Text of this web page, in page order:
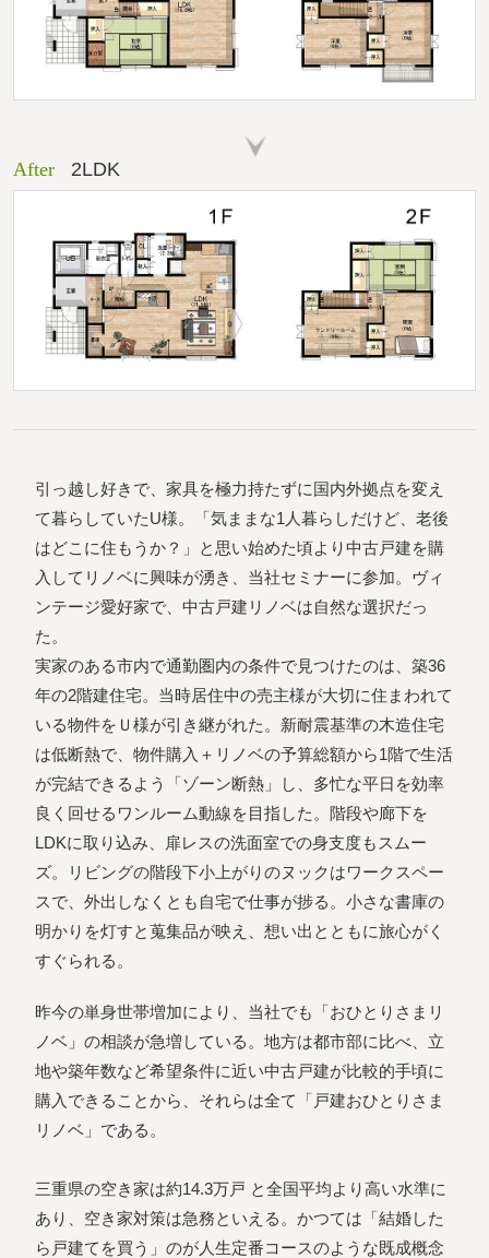
After 2LDK
引っ越し好きで、家具を極力持たずに国内外拠点を変え
て暮らしていたU様。「気ままな1人暮らしだけど、老後
はどこに住もうか？」と思い始めた頃より中古戸建を購
入してリノベに興味が湧き、当社セミナーに参加。ヴィ
ンテージ愛好家で、中古戸建リノベは自然な選択だっ
た。
実家のある市内で通勤圏内の条件で見つけたのは、築36
年の2階建住宅。当時居住中の売主様が大切に住まわれて
いる物件をＵ様が引き継がれた。新耐震基準の木造住宅
は低断熱で、物件購入＋リノベの予算総額から1階で生活
が完結できるよう「ゾーン断熱」し、多忙な平日を効率
良く回せるワンルーム動線を目指した。階段や廊下を
LDKに取り込み、扉レスの洗面室での身支度もスムー
ズ。リビングの階段下小上がりのヌックはワークスペー
スで、外出しなくとも自宅で仕事が捗る。小さな書庫の
明かりを灯すと蒐集品が映え、想い出とともに旅心がく
すぐられる。
昨今の単身世帯増加により、当社でも「おひとりさまリ
ノベ」の相談が急増している。地方は都市部に比べ、立
地や築年数など希望条件に近い中古戸建が比較的手頃に
購入できることから、それらは全て「戸建おひとりさま
リノベ」である。
三重県の空き家は約14.3万戸 と全国平均より高い水準に
あり、空き家対策は急務といえる。かつては「結婚した
ら戸建てを買う」のが人生定番コースのような既成概念